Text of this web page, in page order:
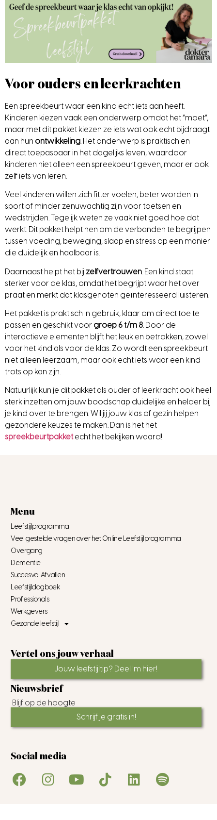
Voor ouders en leerkrachten
Een spreekbeurt waar een kind echt iets aan heeft.
Kinderen kiezen vaak een onderwerp omdat het “moet”,
maar met dit pakket kiezen ze iets wat ook echt bijdraagt
aan hun ontwikkeling. Het onderwerp is praktisch en
direct toepasbaar in het dagelijks leven, waardoor
kinderen niet alleen een spreekbeurt geven, maar er ook
zelf iets van leren.
Veel kinderen willen zich fitter voelen, beter worden in
sport of minder zenuwachtig zijn voor toetsen en
wedstrijden. Tegelijk weten ze vaak niet goed hoe dat
werkt. Dit pakket helpt hen om de verbanden te begrijpen
tussen voeding, beweging, slaap en stress op een manier
die duidelijk en haalbaar is.
Daarnaast helpt het bij zelfvertrouwen . Een kind staat
sterker voor de klas, omdat het begrijpt waar het over
praat en merkt dat klasgenoten geïnteresseerd luisteren.
Het pakket is praktisch in gebruik, klaar om direct toe te
passen en geschikt voor groep 6 t/m 8. Door de
interactieve elementen blijft het leuk en betrokken, zowel
voor het kind als voor de klas. Zo wordt een spreekbeurt
niet alleen leerzaam, maar ook echt iets waar een kind
trots op kan zijn.
Natuurlijk kun je dit pakket als ouder of leerkracht ook heel
sterk inzetten om jouw boodschap duidelijke en helder bij
je kind over te brengen. Wil jij jouw klas of gezin helpen
gezondere keuzes te maken. Dan is het het
spreekbeurtpakket echt het bekijken waard!
Menu
Leefstijlprogramma
Veel gestelde vragen over het Online Leefstijlprogramma
Overgang
Dementie
Succesvol Afvallen
Leefstijldagboek
Professionals
Werkgevers
Gezonde leefstijl
Vertel ons jouw verhaal
Jouw leefstijltip? Deel 'm hier!
Nieuwsbrief
Blijf op de hoogte
Schrijf je gratis in!
Social media